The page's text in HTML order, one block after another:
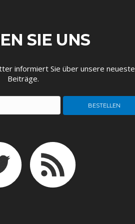
SIE UNS
informiert Sie über unsere
Beiträge.